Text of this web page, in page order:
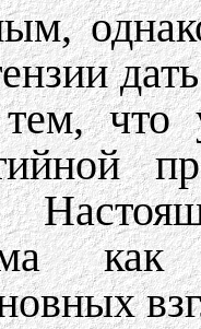
что